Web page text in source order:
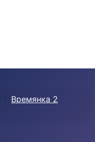
Времянка 2